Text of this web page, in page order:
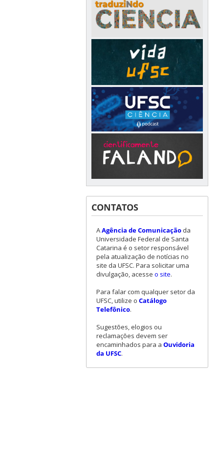
CONTATOS
AAgência de Comunicaçãoda
Universidade Federal de Santa
Catarina é o setor responsável
pela atualização de notícias no
site da UFSC. Para solicitar uma
divulgação, acesse o site.
Para falar com qualquer setor da
UFSC, utilize o Catálogo
Telefônico.
Sugestões, elogios ou
reclamações devem ser
encaminhados para a Ouvidoria
da UFSC.